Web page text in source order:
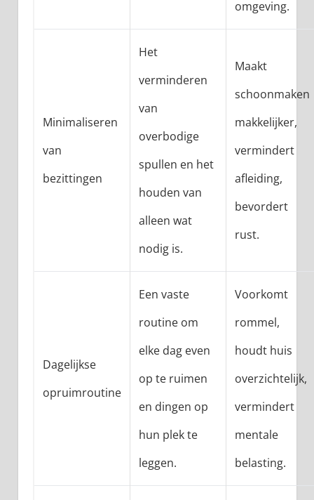
omgeving.
Minimaliseren
van
bezittingen
Het
verminderen
van
overbodige
spullen en het
houden van
alleen wat
nodig is.
Maakt
schoonmaken
makkelijker,
vermindert
afleiding,
bevordert
rust.
Dagelijkse
opruimroutine
Een vaste
routine om
elke dag even
op te ruimen
en dingen op
hun plek te
leggen.
Voorkomt
rommel,
houdt huis
overzichtelijk,
vermindert
mentale
belasting.